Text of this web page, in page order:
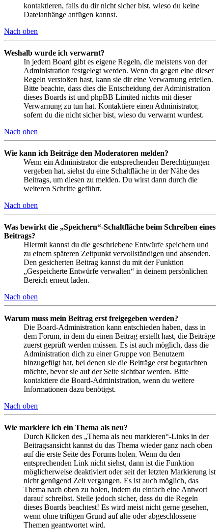
kontaktieren, falls du dir nicht sicher bist, wieso du keine
Dateianhänge anfügen kannst.
Nach oben
Weshalb wurde ich verwarnt?
In jedem Board gibt es eigene Regeln, die meistens von der
Administration festgelegt werden. Wenn du gegen eine dieser
Regeln verstoßen hast, kann sie dir eine Verwarnung erteilen.
Bitte beachte, dass dies die Entscheidung der Administration
dieses Boards ist und phpBB Limited nichts mit dieser
Verwarnung zu tun hat. Kontaktiere einen Administrator,
sofern du die nicht sicher bist, wieso du verwarnt wurdest.
Nach oben
Wie kann ich Beiträge den Moderatoren melden?
Wenn ein Administrator die entsprechenden Berechtigungen
vergeben hat, siehst du eine Schaltfläche in der Nähe des
Beitrags, um diesen zu melden. Du wirst dann durch die
weiteren Schritte geführt.
Nach oben
Was bewirkt die „Speichern“-Schaltfläche beim Schreiben eines
Beitrags?
Hiermit kannst du die geschriebene Entwürfe speichern und
zu einem späteren Zeitpunkt vervollständigen und absenden.
Den gesicherten Beitrag kannst du mit der Funktion
„Gespeicherte Entwürfe verwalten“ in deinem persönlichen
Bereich erneut laden.
Nach oben
Warum muss mein Beitrag erst freigegeben werden?
Die Board-Administration kann entschieden haben, dass in
dem Forum, in dem du einen Beitrag erstellt hast, die Beiträge
zuerst geprüft werden müssen. Es ist auch möglich, dass die
Administration dich zu einer Gruppe von Benutzern
hinzugefügt hat, bei denen sie die Beiträge erst begutachten
möchte, bevor sie auf der Seite sichtbar werden. Bitte
kontaktiere die Board-Administration, wenn du weitere
Informationen dazu benötigst.
Nach oben
Wie markiere ich ein Thema als neu?
Durch Klicken des „Thema als neu markieren“-Links in der
Beitragsansicht kannst du das Thema wieder ganz nach oben
auf die erste Seite des Forums holen. Wenn du den
entsprechenden Link nicht siehst, dann ist die Funktion
möglicherweise deaktiviert oder seit der letzten Markierung ist
nicht genügend Zeit vergangen. Es ist auch möglich, das
Thema nach oben zu holen, indem du einfach eine Antwort
darauf schreibst. Stelle jedoch sicher, dass du die Regeln
dieses Boards beachtest! Es wird meist nicht gerne gesehen,
wenn ohne triftigen Grund auf alte oder abgeschlossene
Themen geantwortet wird.